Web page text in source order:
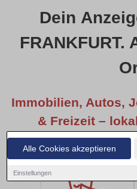
Alle Cookies akzeptieren
Einstellungen
Dein
FRANKFURT.
Immobilien, Autos,
& Freizeit –